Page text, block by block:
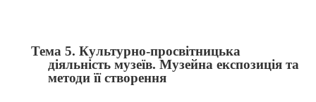
Тема 5. Культурно-просвітницька
діяльність музеїв. Музейна експозиція та
методи її створення